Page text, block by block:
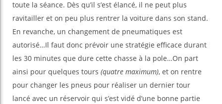
toute la séance. Dès qu’il s’est élancé, il ne peut plus
ravitailler et on peu plus rentrer la voiture dans son stand.
En revanche, un changement de pneumatiques est
autorisé…Il faut donc prévoir une stratégie efficace durant
les 30 minutes que dure cette chasse à la pole…On part
ainsi pour quelques tours (quatre maximum), et on rentre
pour changer les pneus pour réaliser un dernier tour
lancé avec un réservoir qui s’est vidé d’une bonne partie